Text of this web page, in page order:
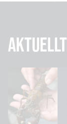
AKTUELLT